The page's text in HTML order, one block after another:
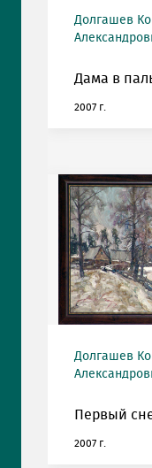
Долгашев
Дама в
2007 г.
Долгашев
Первый
2007 г.